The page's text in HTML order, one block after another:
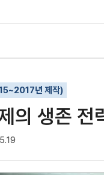
년 제작)
의 생존